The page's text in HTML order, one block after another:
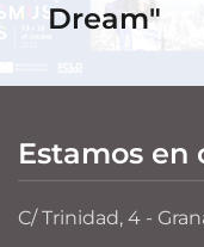
Dream"
Estamos en
C/ Trinidad, 4 -